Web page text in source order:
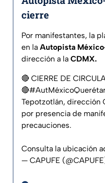
cierre
Por manifestantes, la
en la Autopista
dirección a la CDMX.
🔴 CIERRE DE
🔴
Tepotzotlán, dirección
por presencia de
precauciones.
Consulta la ubicación
— CAPUFE